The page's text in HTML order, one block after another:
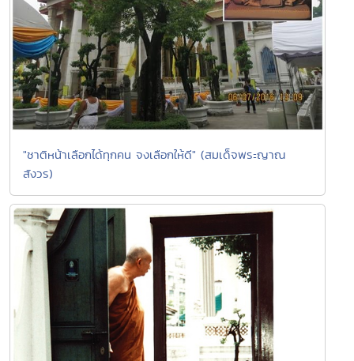
"ชาติหน้าเลือกได้ทุกคน จงเลือกให้ดี" (สมเด็จพระญาณ
สังวร)